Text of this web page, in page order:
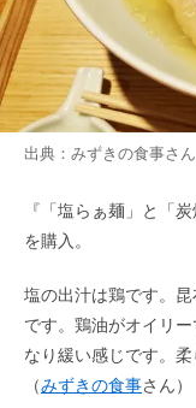
出典： みずきの食事さん
『「塩らぁ麺」と「
を購入。
塩の出汁は鶏です。
です。鶏油がオイリ
なり緩い感じです。
（みずきの食事さん）